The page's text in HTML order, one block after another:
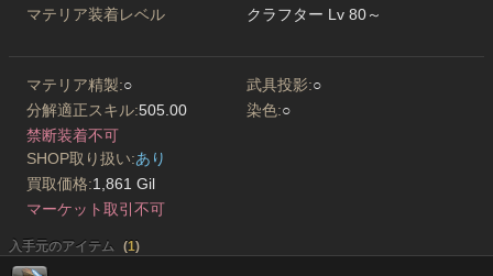
マテリア装着レベル
クラフター Lv 80～
マテリア精製:○ 武具投影:○
分解適正スキル:505.00 染色:○
禁断装着不可
SHOP取り扱い:あり
買取価格:1,861 Gil
マーケット取引不可
入手元のアイテム (1)